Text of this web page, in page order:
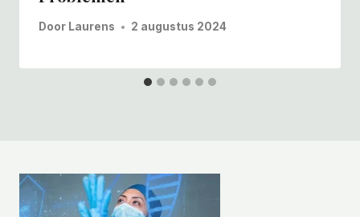
Door Laurens 2 augustus 2024